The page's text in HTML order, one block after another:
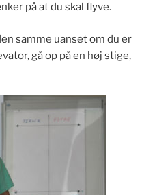
på at du skal flyve.
samme uanset om du er
gå op på en høj stige,